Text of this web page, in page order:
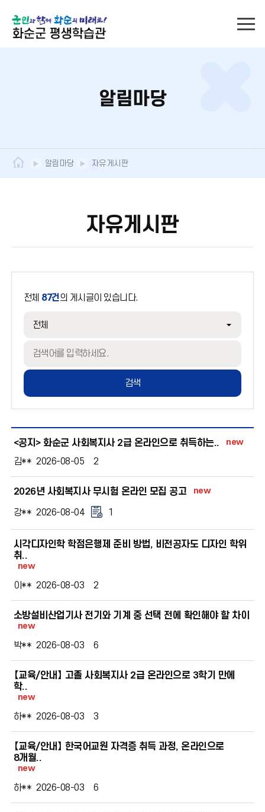
알림마당
알림마당 자유게시판
자유게시판
전체 87건의 게시글이 있습니다.
검색
<공지> 화순군 사회복지사 2급 온라인으로 취득하는.. new
김** 2026-08-05 2
2026년 사회복지사 무시험 온라인 모집 공고 new
강** 2026-08-04 1
시각디자인학 학점은행제 준비 방법, 비전공자도 디자인 학위
취..
new
이** 2026-08-03 2
소방설비산업기사 전기와 기계 중 선택 전에 확인해야 할 차이
new
박** 2026-08-03 6
【교육/안내】 고졸 사회복지사 2급 온라인으로 3학기 만에
학..
new
하** 2026-08-03 3
【교육/안내】 한국어교원 자격증 취득 과정, 온라인으로
8개월..
new
하** 2026-08-03 6